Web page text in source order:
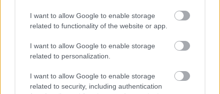
I want to allow Google to enable storage
related to functionality of the website or app.
I want to allow Google to enable storage
related to personalization.
I want to allow Google to enable storage
related to security, including authentication
GregJazz: megértem, ha nem tetszik, hogy bántja a
zongorát, de ez azért nem a Hendrix-féle gitárégetés,
GregJazz
18 éve